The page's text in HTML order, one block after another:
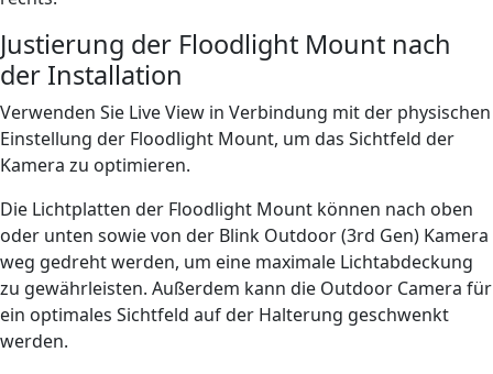
Justierung der Floodlight Mount nach
der Installation
Verwenden Sie Live View in Verbindung mit der physischen
Einstellung der Floodlight Mount, um das Sichtfeld der
Kamera zu optimieren.
Die Lichtplatten der Floodlight Mount können nach oben
oder unten sowie von der Blink Outdoor (3rd Gen) Kamera
weg gedreht werden, um eine maximale Lichtabdeckung
zu gewährleisten. Außerdem kann die Outdoor Camera für
ein optimales Sichtfeld auf der Halterung geschwenkt
werden.